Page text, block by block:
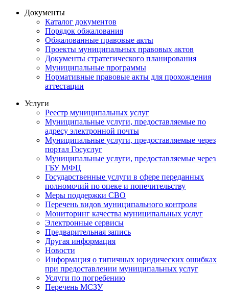
Документы
Каталог документов
Порядок обжалования
Обжалованные правовые акты
Проекты муниципальных правовых актов
Документы стратегического планирования
Муниципальные программы
Нормативные правовые акты для прохождения
аттестации
Услуги
Реестр муниципальных услуг
Муниципальные услуги, предоставляемые по
адресу электронной почты
Муниципальные услуги, предоставляемые через
портал Госуслуг
Муниципальные услуги, предоставляемые через
ГБУ МФЦ
Государственные услуги в сфере переданных
полномочий по опеке и попечительству
Меры поддержки СВО
Перечень видов муниципального контроля
Мониторинг качества муниципальных услуг
Электронные сервисы
Предварительная запись
Другая информация
Новости
Информация о типичных юридических ошибках
при предоставлении муниципальных услуг
Услуги по погребению
Перечень МСЗУ